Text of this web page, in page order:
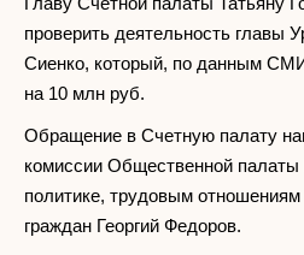
проверить деятельность главы
Сиенко, который, по данным
на 10 млн руб.
Обращение в Счетную палату
комиссии Общественной
политике, трудовым отношениям
граждан Георгий Федоров.